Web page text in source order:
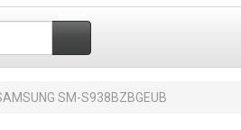
SM-S938BZBGEUB